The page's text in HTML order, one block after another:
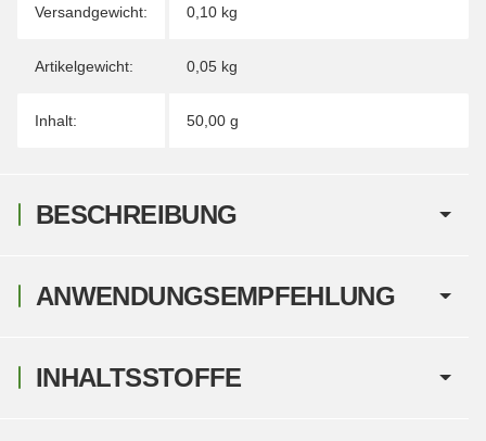
Versandgewicht: 0,10 kg
Artikelgewicht: 0,05 kg
Inhalt: 50,00 g
BESCHREIBUNG
ANWENDUNGSEMPFEHLUNG
INHALTSSTOFFE